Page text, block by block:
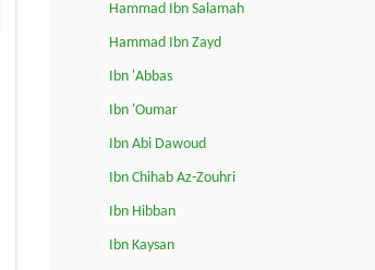
Hammad Ibn Salamah
Hammad Ibn Zayd
Ibn 'Abbas
Ibn 'Oumar
Ibn Abi Dawoud
Ibn Chihab Az-Zouhri
Ibn Hibban
Ibn Kaysan